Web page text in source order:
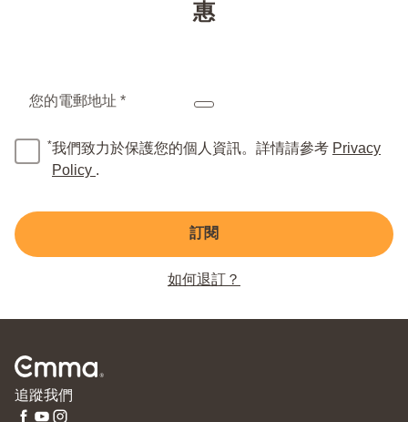
惠
您的電郵地址 *
*我們致力於保護您的個人資訊。詳情請參考 Privacy
Policy .
訂閱
如何退訂？
追蹤我們